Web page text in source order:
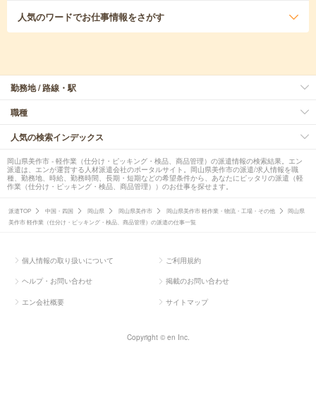
人気のワードでお仕事情報をさがす
勤務地 / 路線・駅
職種
人気の検索インデックス
岡山県美作市 - 軽作業（仕分け・ピッキング・検品、商品管理）の派遣情報の検索結果。エン
派遣は、エンが運営する人材派遣会社のポータルサイト。岡山県美作市の派遣/求人情報を職
種、勤務地、時給、勤務時間、長期・短期などの希望条件から、あなたにピッタリの派遣（軽
作業（仕分け・ピッキング・検品、商品管理））のお仕事を探せます。
派遣TOP 中国・四国 岡山県 岡山県美作市 岡山県美作市 軽作業・物流・工場・その他
岡山県
美作市 軽作業（仕分け・ピッキング・検品、商品管理）の派遣の仕事一覧
個人情報の取り扱いについて ご利用規約
ヘルプ・お問い合わせ 掲載のお問い合わせ
エン会社概要 サイトマップ
Copyright © en Inc.